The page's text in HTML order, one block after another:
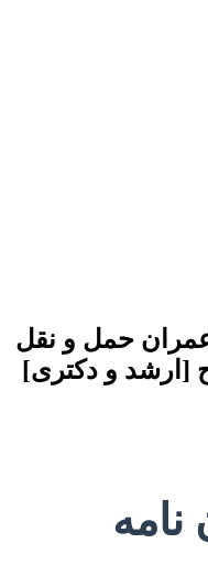
عمران حمل و نقل
[ارشد و دکتری]
نامه